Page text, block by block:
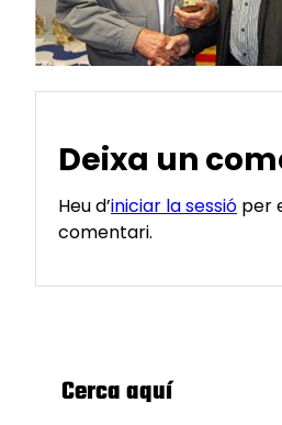
Deixa un
Heu d’iniciar la sessió per
comentari.
Cerca aquí